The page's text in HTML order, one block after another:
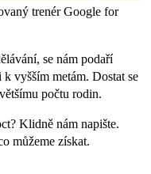
trenér Google for
se nám podaří
vyšším metám. Dostat se
počtu rodin.
Klidně nám napište.
můžeme získat.